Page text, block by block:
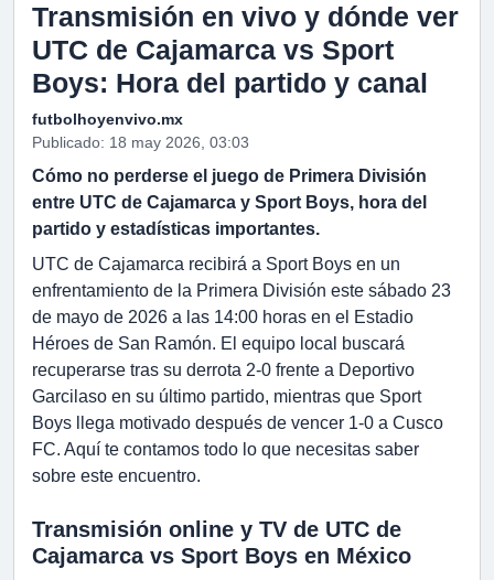
Transmisión en vivo y dónde ver
UTC de Cajamarca vs Sport
Boys: Hora del partido y canal
futbolhoyenvivo.mx
Publicado: 18 may 2026, 03:03
Cómo no perderse el juego de Primera División
entre UTC de Cajamarca y Sport Boys, hora del
partido y estadísticas importantes.
UTC de Cajamarca recibirá a Sport Boys en un
enfrentamiento de la Primera División este sábado 23
de mayo de 2026 a las 14:00 horas en el Estadio
Héroes de San Ramón. El equipo local buscará
recuperarse tras su derrota 2-0 frente a Deportivo
Garcilaso en su último partido, mientras que Sport
Boys llega motivado después de vencer 1-0 a Cusco
FC. Aquí te contamos todo lo que necesitas saber
sobre este encuentro.
Transmisión online y TV de UTC de
Cajamarca vs Sport Boys en México